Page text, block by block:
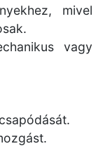
mivel
vagy